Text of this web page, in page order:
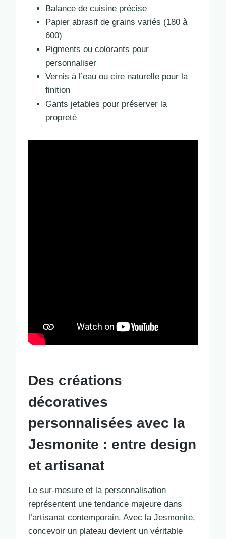
Balance de cuisine précise
Papier abrasif de grains variés (180 à
600)
Pigments ou colorants pour
personnaliser
Vernis à l’eau ou cire naturelle pour la
finition
Gants jetables pour préserver la
propreté
Des créations
décoratives
personnalisées avec la
Jesmonite : entre design
et artisanat
Le sur-mesure et la personnalisation
représentent une tendance majeure dans
l’artisanat contemporain. Avec la Jesmonite,
concevoir un plateau devient un véritable